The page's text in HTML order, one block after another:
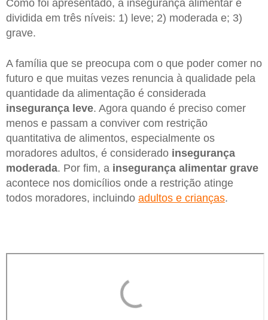
Como foi apresentado, a insegurança alimentar é
dividida em três níveis: 1) leve; 2) moderada e; 3)
grave.
A família que se preocupa com o que poder comer no
futuro e que muitas vezes renuncia à qualidade pela
quantidade da alimentação é considerada
insegurança leve. Agora quando é preciso comer
menos e passam a conviver com restrição
quantitativa de alimentos, especialmente os
moradores adultos, é considerado insegurança
moderada. Por fim, a insegurança alimentar grave
acontece nos domicílios onde a restrição atinge
todos moradores, incluindo adultos e crianças.